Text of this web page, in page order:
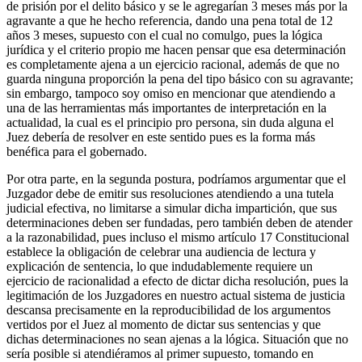
Telegram
de prisión por el delito básico y se le agregarían 3 meses más por la
agravante a que he hecho referencia, dando una pena total de 12
años 3 meses, supuesto con el cual no comulgo, pues la lógica
jurídica y el criterio propio me hacen pensar que esa determinación
es completamente ajena a un ejercicio racional, además de que no
guarda ninguna proporción la pena del tipo básico con su agravante;
sin embargo, tampoco soy omiso en mencionar que atendiendo a
una de las herramientas más importantes de interpretación en la
actualidad, la cual es el principio pro persona, sin duda alguna el
Juez debería de resolver en este sentido pues es la forma más
benéfica para el gobernado.
Por otra parte, en la segunda postura, podríamos argumentar que el
Juzgador debe de emitir sus resoluciones atendiendo a una tutela
judicial efectiva, no limitarse a simular dicha impartición, que sus
determinaciones deben ser fundadas, pero también deben de atender
a la razonabilidad, pues incluso el mismo artículo 17 Constitucional
establece la obligación de celebrar una audiencia de lectura y
explicación de sentencia, lo que indudablemente requiere un
ejercicio de racionalidad a efecto de dictar dicha resolución, pues la
legitimación de los Juzgadores en nuestro actual sistema de justicia
descansa precisamente en la reproducibilidad de los argumentos
vertidos por el Juez al momento de dictar sus sentencias y que
dichas determinaciones no sean ajenas a la lógica. Situación que no
sería posible si atendiéramos al primer supuesto, tomando en